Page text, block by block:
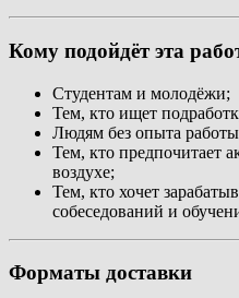
Кому подойдёт эта
Студентам и молодёжи;
Тем, кто ищет
Людям без опыта
Тем, кто предпочитает
воздухе;
Тем, кто хочет
собеседований и
Форматы доставки